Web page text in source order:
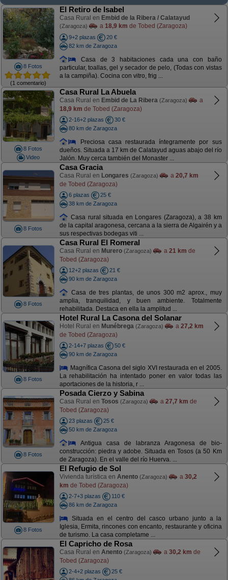
8 Fotos
(1 comentario)
El Retiro de Isabel
Casa Rural en Embid de la Ribera / Calatayud
(Zaragoza) a 18,9 km de Tobed (Zaragoza)
9+2 plazas
20 €
82 km de Zaragoza
Casa de 3 habitaciones cada una con baño
particular, toallas, gel y secador de pelo, (Todas con vistas
a la campiña). Cocina con vitro, frig ...
8 Fotos
Video
Casa Rural La Abuela
Casa Rural en Embid de La Ribera (Zaragoza)
a
18,9 km de Tobed (Zaragoza)
2-16+2 plazas
30 €
80 km de Zaragoza
Preciosa casa restaurada íntegramente por sus
dueños. Situada a 17 km de Calatayud aguas abajo del río
Jalón. Muy cerca también del Monaster ...
8 Fotos
Casa Gracia
Casa Rural en Longares (Zaragoza) a 20,7 km
de Tobed (Zaragoza)
6 plazas
25 €
38 km de Zaragoza
Casa rural situada en Longares (Zaragoza), a 38 km
de la capital aragonesa, cercana a la sierra de Algairén y a
sus respectivas bodegas viti ...
8 Fotos
Casa Rural El Romeral
Casa Rural en Murero (Zaragoza) a 21 km de
Tobed (Zaragoza)
12+2 plazas
21 €
90 km de Zaragoza
Casa de tres plantas, de unos 300 m2 aprox., muy
amplia, tranquilidad, y buen ambiente. Totalmente
rehabilitada. Destaca en ella la amplitud ...
8 Fotos
Hotel Rural La Casona del Solanar
Hotel Rural en Munébrega (Zaragoza) a 27,2 km
de Tobed (Zaragoza)
2-14+7 plazas
50 €
90 km de Zaragoza
Magnífica Casona del siglo XVI restaurada en el 2005.
La rehabilitación ha intentado poner en valor todas las
aportaciones de la historia, r ...
8 Fotos
Posada Cierzo y Sabina
Casa Rural en Tosos (Zaragoza) a 27,7 km de
Tobed (Zaragoza)
23 plazas
25 €
50 km de Zaragoza
Antigua casa de labranza Aragonesa de bio-
construcción: piedra y adobe. Situada en Tosos (a 50 Km
de Zaragoza). En el valle del río Huerva. ...
8 Fotos
El Refugio de Sol
Vivienda turística en Anento (Zaragoza) a 30,2
km de Tobed (Zaragoza)
2-7+3 plazas
110 €
86 km de Zaragoza
Situada en el centro del casco urbano junto a la
Iglesia, Ermita, rincones con encanto, restaurante y oficina
de turismo. La casa completame ...
El Capricho de Rosa
Casa Rural en Anento (Zaragoza) a 30,2 km de
Tobed (Zaragoza)
2-4+2 plazas
25 €